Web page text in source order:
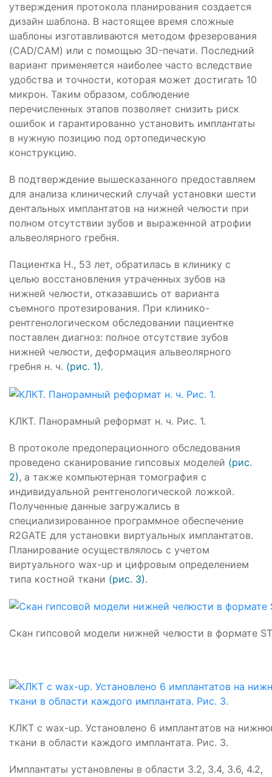
утверждения протокола планирования создается
дизайн шаблона. В настоящее время сложные
шаблоны изготавливаются методом фрезерования
(CAD/CAM) или с помощью 3D-печати. Последний
вариант применяется наиболее часто вследствие
удобства и точности, которая может достигать 10
микрон. Таким образом, соблюдение
перечисленных этапов позволяет снизить риск
ошибок и гарантированно установить имплантаты
в нужную позицию под ортопедическую
конструкцию.
В подтверждение вышесказанного предоставляем
для анализа клинический случай установки шести
дентальных имплантатов на нижней челюсти при
полном отсутствии зубов и выраженной атрофии
альвеолярного гребня.
Пациентка Н., 53 лет, обратилась в клинику с
целью восстановления утраченных зубов на
нижней челюсти, отказавшись от варианта
съемного протезирования. При клинико-
рентгенологическом обследовании пациентке
поставлен диагноз: полное отсутствие зубов
нижней челюсти, деформация альвеолярного
гребня н. ч. (рис. 1).
КЛКТ. Панорамный реформат н. ч. Рис. 1.
В протоколе предоперационного обследования
проведено сканирование гипсовых моделей (рис.
2), а также компьютерная томография с
индивидуальной рентгенологической ложкой.
Полученные данные загружались в
специализированное программное обеспечение
R2GATE для установки виртуальных имплантатов.
Планирование осуществлялось с учетом
виртуального wax-up и цифровым определением
типа костной ткани (рис. 3).
Скан гипсовой модели нижней челюсти в формате
КЛКТ с wax-up. Установлено 6 имплантатов на
ткани в области каждого имплантата. Рис. 3.
Имплантаты установлены в области 3.2, 3.4, 3.6, 4.2,